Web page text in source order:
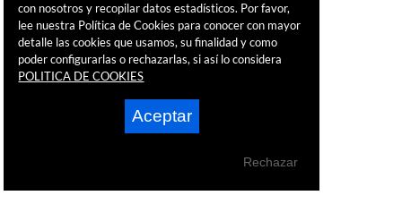
con nosotros y recopilar datos estadísticos. Por favor,
lee nuestra Política de Cookies para conocer con mayor
detalle las cookies que usamos, su finalidad y como
poder configurarlas o rechazarlas, si así lo considera
POLITICA DE COOKIES
Aceptar
Rechazar